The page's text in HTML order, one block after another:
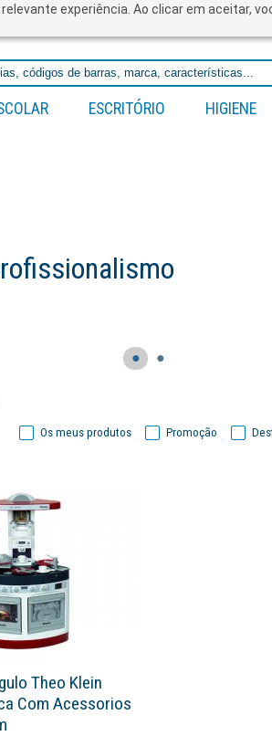
experiência. Ao clicar em aceitar,
ESCRITÓRIO HIGIENE
● ●
Promoção
Os meus produtos
Theo Klein
Com Acessorios